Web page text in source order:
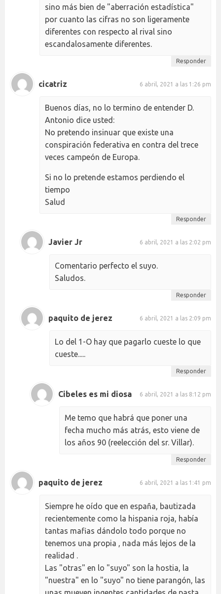
sino más bien de "aberración estadística"
por cuanto las cifras no son ligeramente
diferentes con respecto al rival sino
escandalosamente diferentes.
Responder
cicatriz 6 abril, 2021 a las 1:26 pm
Buenos días, no lo termino de entender D.
Antonio dice usted:
No pretendo insinuar que existe una
conspiración federativa en contra del trece
veces campeón de Europa.
Si no lo pretende estamos perdiendo el
tiempo
Salud
Responder
Javier Jr 6 abril, 2021 a las 2:02 pm
Comentario perfecto el suyo.
Saludos.
Responder
paquito de jerez 6 abril, 2021 a las 2:09 pm
Lo del 1-O hay que pagarlo cueste lo que
cueste.....
Responder
Cibeles es mi diosa 6 abril, 2021 a las 8:12 pm
Me temo que habrá que poner una
fecha mucho más atrás, esto viene de
los años 90 (reelección del sr. Villar).
Responder
paquito de jerez 6 abril, 2021 a las 1:41 pm
Siempre he oído que en españa, bautizada
recientemente como la hispania roja, había
tantas mafias dándolo todo porque no
tenemos una propia , nada más lejos de la
realidad .
Las "otras" en lo "suyo" son la hostia, la
"nuestra" en lo "suyo" no tiene parangón, las